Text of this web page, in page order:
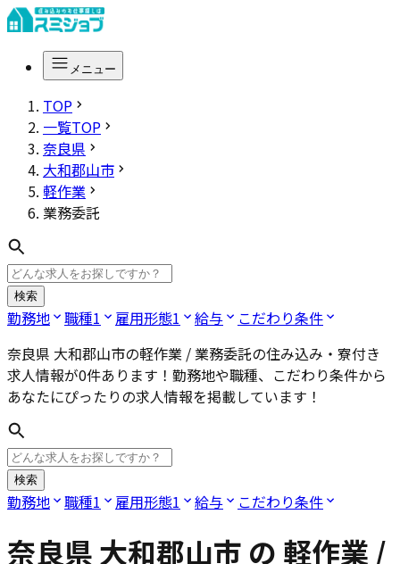
メニュー
TOP
一覧TOP
奈良県
大和郡山市
軽作業
業務委託
検索
勤務地 職種1 雇用形態1 給与
こだわり条件
奈良県 大和郡山市の軽作業 / 業務委託の住み込み・寮付き
求人情報が0件あります！勤務地や職種、こだわり条件から
あなたにぴったりの求人情報を掲載しています！
検索
勤務地 職種1 雇用形態1 給与 こだわり条件
奈良県 大和郡山市 の 軽作業 /